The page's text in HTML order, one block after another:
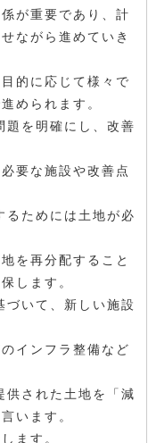
が重要であり、計
ながら進めていき
的に応じて様々で
められます。
を明確にし、改善
要な施設や改善点
ためには土地が必
を再分配すること
します。
いて、新しい施設
インフラ整備など
された土地を「減
います。
ます。